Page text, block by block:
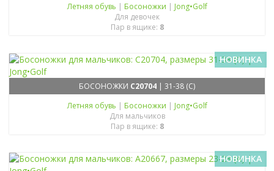
Летняя обувь | Босоножки | Jong•Golf
Для девочек
Пар в ящике: 8
НОВИНКА
БОСОНОЖКИ C20704 | 31-38 (C)
Летняя обувь | Босоножки | Jong•Golf
Для мальчиков
Пар в ящике: 8
НОВИНКА